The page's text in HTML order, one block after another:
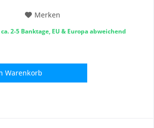
Merken
2-5 Banktage, EU & Europa abweichend
Warenkorb